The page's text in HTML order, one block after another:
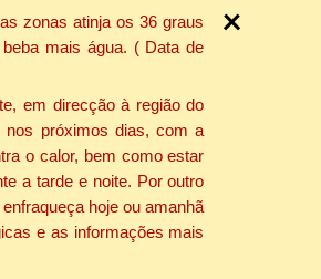
zonas atinja os 36 graus
mais água. ( Data de
em direcção à região do
nos próximos dias, com a
o calor, bem como estar
a tarde e noite. Por outro
hoje ou amanhã
e as informações mais